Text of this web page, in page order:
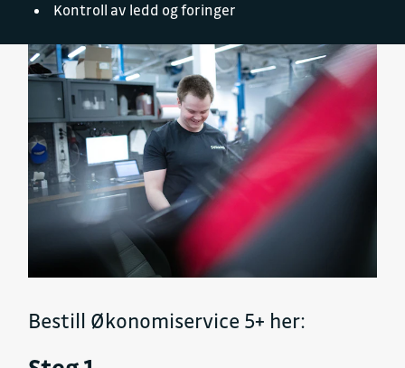
Kontroll av ledd og foringer
Bestill Økonomiservice 5+ her: